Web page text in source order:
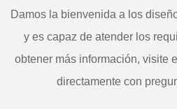
Damos la bienvenida a los
y es capaz de atender los
obtener más información, visite
directamente con